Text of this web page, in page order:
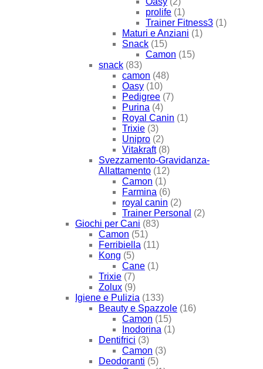
prolife (1)
Trainer Fitness3 (1)
Maturi e Anziani (1)
Snack (15)
Camon (15)
snack (83)
camon (48)
Oasy (10)
Pedigree (7)
Purina (4)
Royal Canin (1)
Trixie (3)
Unipro (2)
Vitakraft (8)
Svezzamento-Gravidanza-
Allattamento (12)
Camon (1)
Farmina (6)
royal canin (2)
Trainer Personal (2)
Giochi per Cani (83)
Camon (51)
Ferribiella (11)
Kong (5)
Cane (1)
Trixie (7)
Zolux (9)
Igiene e Pulizia (133)
Beauty e Spazzole (16)
Camon (15)
Inodorina (1)
Dentifrici (3)
Camon (3)
Deodoranti (5)